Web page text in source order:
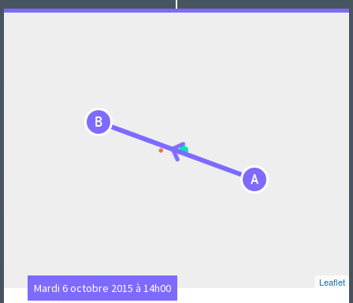
A
B
Leaflet
Mardi 6 octobre 2015 à 14h00